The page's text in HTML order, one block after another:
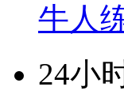
牛人
24小